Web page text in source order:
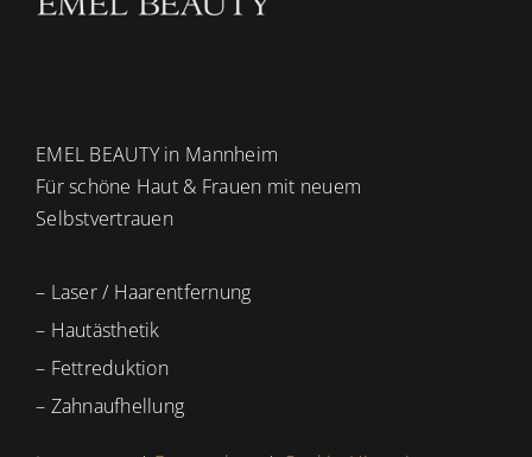
EMEL BEAUTY in Mannheim
Für schöne Haut & Frauen mit neuem
Selbstvertrauen
– Laser / Haarentfernung
– Hautästhetik
– Fettreduktion
– Zahnaufhellung